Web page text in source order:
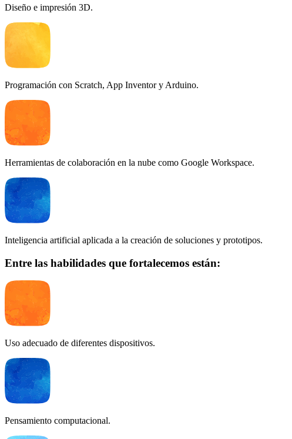
Diseño e impresión 3D.
Programación con Scratch, App Inventor y Arduino.
Herramientas de colaboración en la nube como Google Workspace.
Inteligencia artificial aplicada a la creación de soluciones y prototipos.
Entre las habilidades que fortalecemos están:
Uso adecuado de diferentes dispositivos.
Pensamiento computacional.